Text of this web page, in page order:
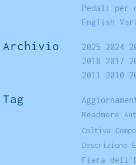
Pedali per
English
Archivio 2025 2024
2018 2017
2011
2010
Tag
Readmore
Coltiva
Descrizione
Fiera